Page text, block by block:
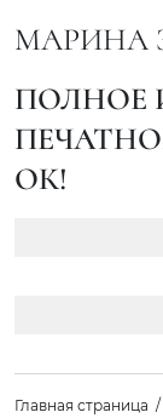
МАРИНА
ПОЛНОЕ
ОК!
Главная страница